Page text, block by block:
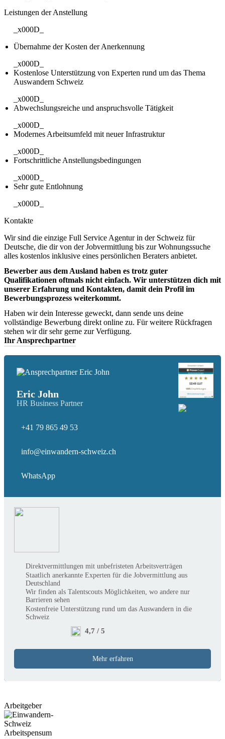
Leistungen der Anstellung
_x000D_
Übernahme der Kosten der Anerkennung
_x000D_
Kostenlose Unterstützung von Experten rund um das Thema
Auswandern Schweiz
_x000D_
Abwechslungsreiche und anspruchsvolle Tätigkeit
_x000D_
Modernes Arbeitsumfeld mit neuer Infrastruktur
_x000D_
Fortschrittliche Anstellungsbedingungen
_x000D_
Sehr gute Entlohnung
_x000D_
Kontakte
Wir sind die einzige Full Service Agentur in der Schweiz für
Deutsche, die dir von der Jobvermittlung bis zur Wohnungssuche
alles kostenlos inklusive eines persönlichen Beraters anbietet.
Bewerber aus dem Ausland haben es trotz guter
Qualifikationen oftmals nicht einfach. Wir unterstützen dich mit
unserer Erfahrung und Kontakten, damit dein Profil im
Bewerbungsprozess weiterkommt.
Haben wir dein Interesse geweckt, dann sende uns deine
vollständige Bewerbung direkt online zu. Für weitere Rückfragen
stehen wir dir sehr gerne zur Verfügung.
Ihr Ansprechpartner
Eric John
HR Business Partner
+41 79 865 49 53
info@einwandern-schweiz.ch
WhatsApp
Direktvermittlungen mit unbefristeten Arbeitsverträgen
Staatlich anerkannte Experten für die Jobvermittlung aus
Deutschland
Wir finden als Talentscouts Möglichkeiten, wo andere nur
Barrieren sehen
Kostenfreie Unterstützung rund um das Auswandern in die
Schweiz
4,7 / 5
Mehr erfahren
Arbeitgeber
Arbeitspensum